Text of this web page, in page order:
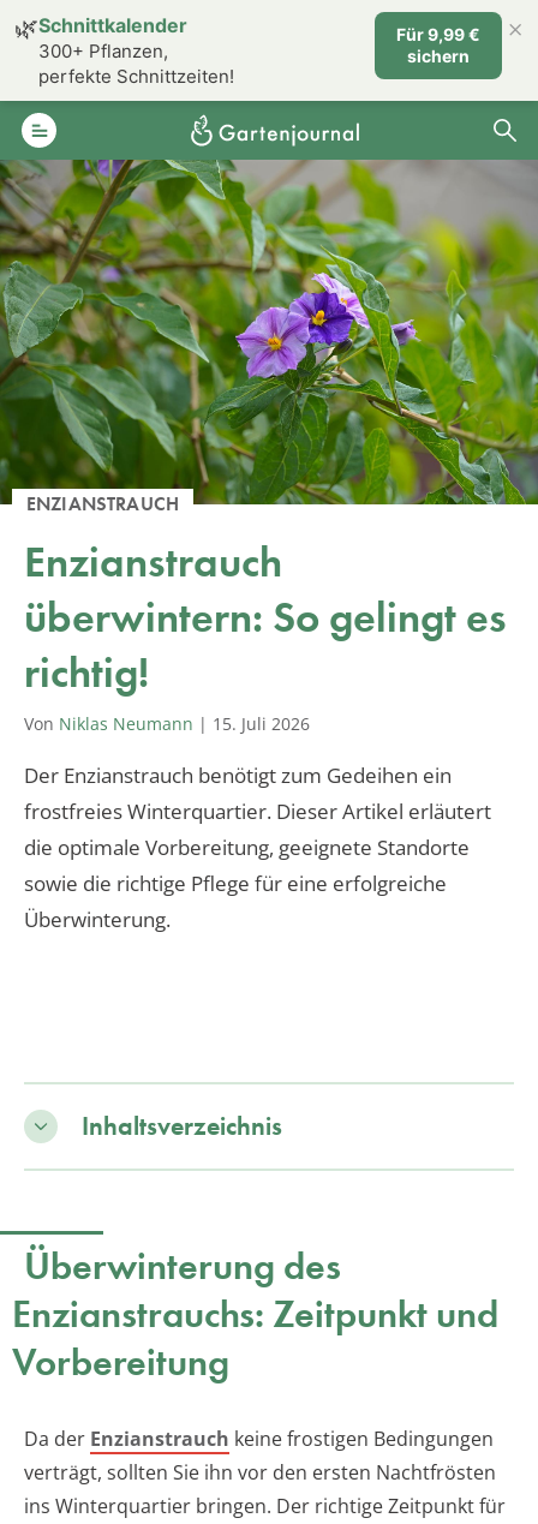
ENZIANSTRAUCH
Enzianstrauch
überwintern: So gelingt es
richtig!
Von Niklas Neumann | 15. Juli 2026
Der Enzianstrauch benötigt zum Gedeihen ein
frostfreies Winterquartier. Dieser Artikel erläutert
die optimale Vorbereitung, geeignete Standorte
sowie die richtige Pflege für eine erfolgreiche
Überwinterung.
Inhaltsverzeichnis
Überwinterung des
Enzianstrauchs: Zeitpunkt und
Vorbereitung
Da der Enzianstrauch keine frostigen Bedingungen
verträgt, sollten Sie ihn vor den ersten Nachtfrösten
ins Winterquartier bringen. Der richtige Zeitpunkt für
🌿Schnittkalender
300+ Pflanzen,
perfekte Schnittzeiten!
Für 9,99 €
sichern
×